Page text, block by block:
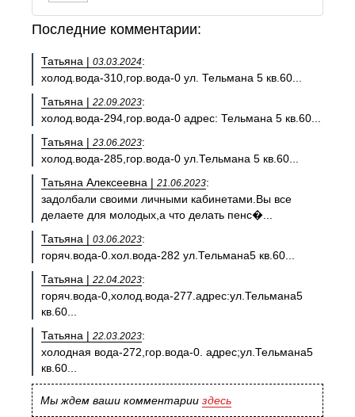
Последние комментарии:
Татьяна | 03.03.2024:
холод.вода-310,гор.вода-0 ул. Тельмана 5 кв.60...
Татьяна | 22.09.2023:
холод.вода-294,гор.вода-0 адрес: Тельмана 5 кв.60...
Татьяна | 23.06.2023:
холод.вода-285,гор.вода-0 ул.Тельмана 5 кв.60...
Татьяна Алексеевна | 21.06.2023:
задолбали своими личными кабинетами.Вы все
делаете для молодых,а что делать пенс�...
Татьяна | 03.06.2023:
горяч.вода-0.хол.вода-282 ул.Тельмана5 кв.60...
Татьяна | 22.04.2023:
горяч.вода-0,холод.вода-277.адрес:ул.Тельмана5
кв.60...
Татьяна | 22.03.2023:
холодная вода-272,гор.вода-0. адрес;ул.Тельмана5
кв.60...
Мы ждем ваши комментарии здесь